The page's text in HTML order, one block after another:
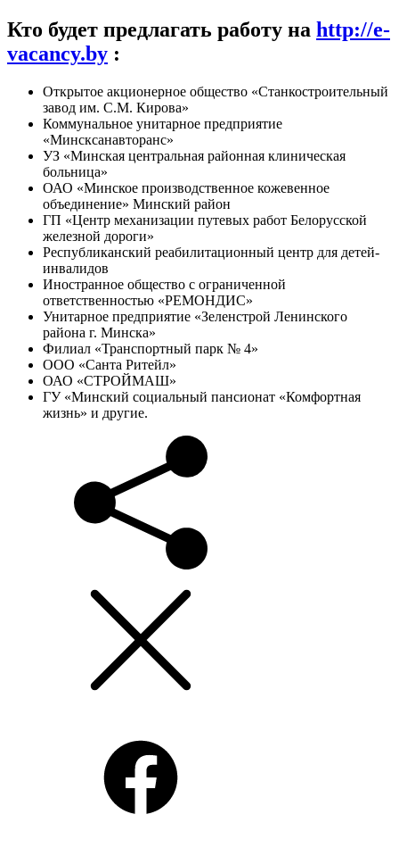
Кто будет предлагать работу на http://e-
vacancy.by :
Открытое акционерное общество «Станкостроительный
завод им. С.М. Кирова»
Коммунальное унитарное предприятие
«Минсксанавторанс»
УЗ «Минская центральная районная клиническая
больница»
ОАО «Минское производственное кожевенное
объединение» Минский район
ГП «Центр механизации путевых работ Белорусской
железной дороги»
Республиканский реабилитационный центр для детей-
инвалидов
Иностранное общество с ограниченной
ответственностью «РЕМОНДИС»
Унитарное предприятие «Зеленстрой Ленинского
района г. Минска»
Филиал «Транспортный парк № 4»
ООО «Санта Ритейл»
ОАО «СТРОЙМАШ»
ГУ «Минский социальный пансионат «Комфортная
жизнь» и другие.